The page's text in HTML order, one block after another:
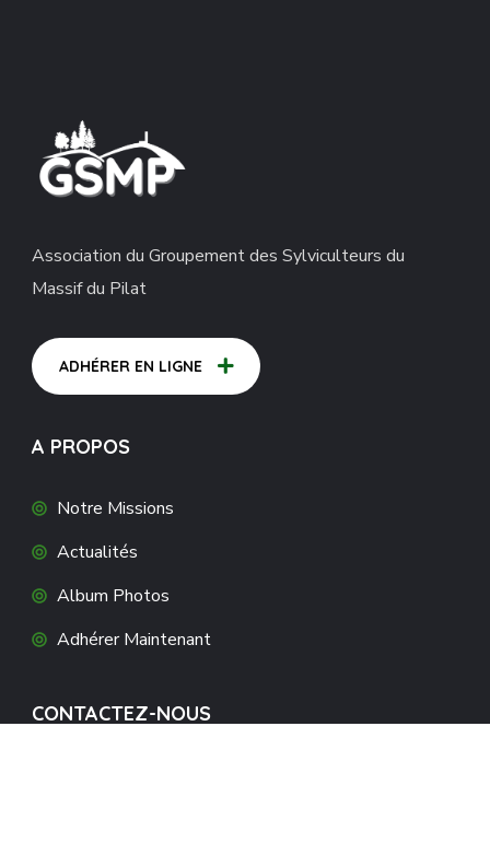
Association du Groupement des Sylviculteurs du
Massif du Pilat
ADHÉRER EN LIGNE
A PROPOS
Notre Missions
Actualités
Album Photos
Adhérer Maintenant
CONTACTEZ-NOUS